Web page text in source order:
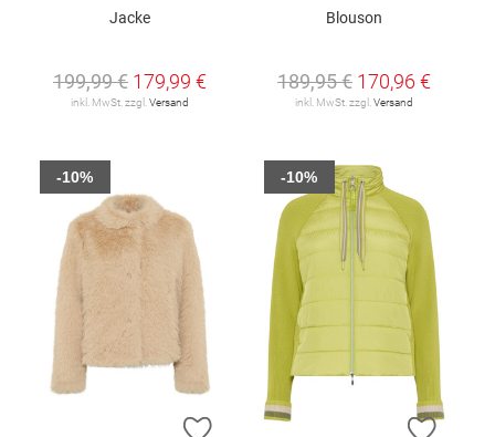
Jacke
199,99 € 179,99 €
inkl. MwSt. zzgl. Versand
Blouson
189,95 € 170,96 €
inkl. MwSt. zzgl. Versand
ZUR WUNSCHLISTE HINZUFÜGEN
-10%
ZUR
-10%